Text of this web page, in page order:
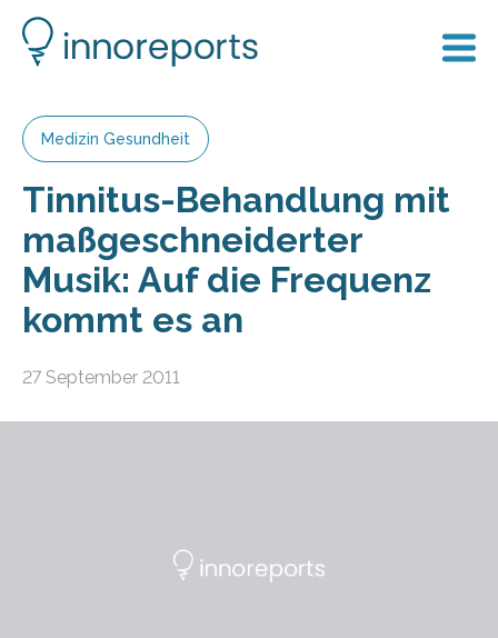
Medizin Gesundheit
Tinnitus-Behandlung mit
maßgeschneiderter
Musik: Auf die Frequenz
kommt es an
27 September 2011